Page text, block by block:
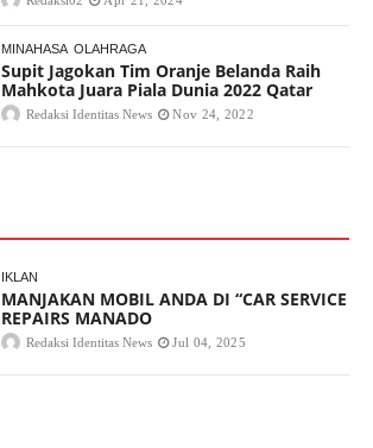
MINAHASA OLAHRAGA
Supit Jagokan Tim Oranje Belanda Raih
Mahkota Juara Piala Dunia 2022 Qatar
Redaksi Identitas News Nov 24, 2022
IKLAN
MANJAKAN MOBIL ANDA DI “CAR SERVICE
REPAIRS MANADO
Redaksi Identitas News Jul 04, 2025